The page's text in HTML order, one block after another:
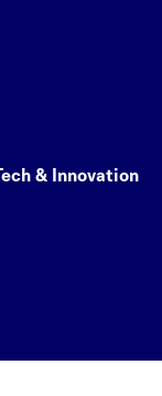
Tech & Innovation